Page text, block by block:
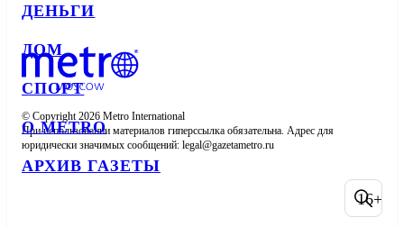
ДЕНЬГИ
ДОМ
СПОРТ
О METRO
АРХИВ ГАЗЕТЫ
© Copyright 2026 Metro International
При использовании материалов гиперссылка обязательна. Адрес для
юридически значимых сообщений:
16+